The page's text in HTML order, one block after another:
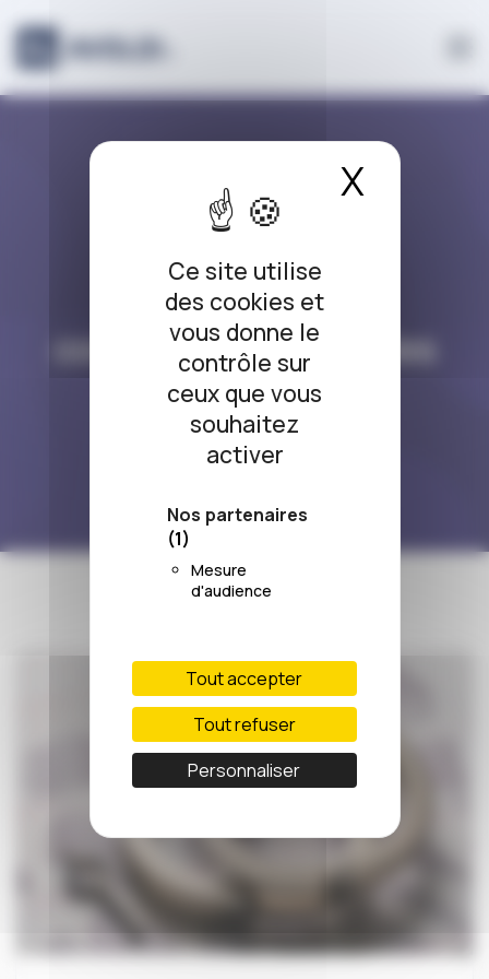
Panneau de gestion des cookies
Ce site utilise
des cookies et
vous donne le
contrôle sur
ceux que vous
souhaitez
activer
Nos partenaires
(1)
Mesure
d'audience
Tout accepter
Tout refuser
Personnaliser
X
DROIT PÉNAL
Non-respect du
confinement : quelles
sanctions ?
15/04/2020